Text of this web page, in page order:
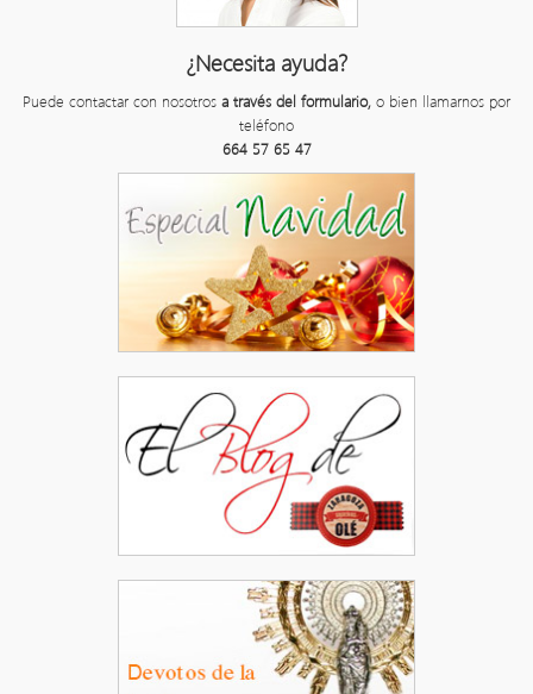
¿Necesita ayuda?
Puede contactar con nosotros a través del formulario, o bien llamarnos por
teléfono
664 57 65 47